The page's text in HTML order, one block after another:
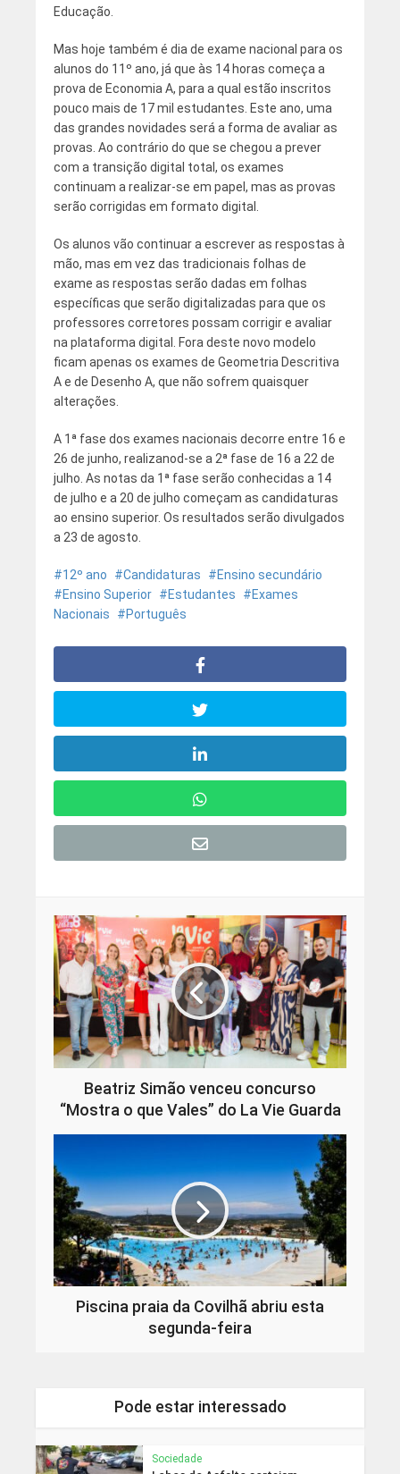
Educação.
Mas hoje também é dia de exame nacional para os
alunos do 11º ano, já que às 14 horas começa a
prova de Economia A, para a qual estão inscritos
pouco mais de 17 mil estudantes. Este ano, uma
das grandes novidades será a forma de avaliar as
provas. Ao contrário do que se chegou a prever
com a transição digital total, os exames
continuam a realizar-se em papel, mas as provas
serão corrigidas em formato digital.
Os alunos vão continuar a escrever as respostas à
mão, mas em vez das tradicionais folhas de
exame as respostas serão dadas em folhas
específicas que serão digitalizadas para que os
professores corretores possam corrigir e avaliar
na plataforma digital. Fora deste novo modelo
ficam apenas os exames de Geometria Descritiva
A e de Desenho A, que não sofrem quaisquer
alterações.
A 1ª fase dos exames nacionais decorre entre 16 e
26 de junho, realizanod-se a 2ª fase de 16 a 22 de
julho. As notas da 1ª fase serão conhecidas a 14
de julho e a 20 de julho começam as candidaturas
ao ensino superior. Os resultados serão divulgados
a 23 de agosto.
12º ano Candidaturas
Ensino secundário
Ensino Superior
Estudantes
Exames
Nacionais
Português
Beatriz Simão venceu concurso
“Mostra o que Vales” do La Vie Guarda
Piscina praia da Covilhã abriu esta
segunda-feira
Pode estar interessado
Sociedade